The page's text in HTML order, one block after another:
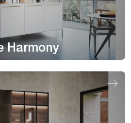
Harmony